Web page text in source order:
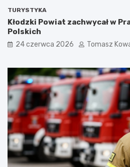
TURYSTYKA
Kłodzki Powiat zachwycał w
Polskich
24 czerwca 2026 Tomasz